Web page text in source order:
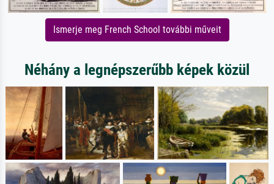
Ismerje meg French School további műveit
Néhány a legnépszerűbb képek közül